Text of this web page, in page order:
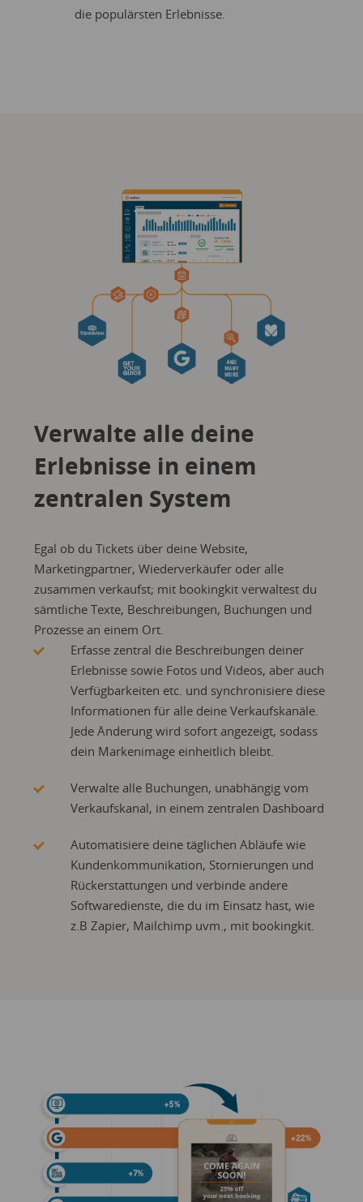
die populärsten Erlebnisse.
Verwalte alle deine
Erlebnisse in einem
zentralen System
Egal ob du Tickets über deine Website,
Marketingpartner, Wiederverkäufer oder alle
zusammen verkaufst; mit bookingkit verwaltest du
sämtliche Texte, Beschreibungen, Buchungen und
Prozesse an einem Ort.
Erfasse zentral die Beschreibungen deiner
Erlebnisse sowie Fotos und Videos, aber auch
Verfügbarkeiten etc. und synchronisiere diese
Informationen für alle deine Verkaufskanäle.
Jede Änderung wird sofort angezeigt, sodass
dein Markenimage einheitlich bleibt.
Verwalte alle Buchungen, unabhängig vom
Verkaufskanal, in einem zentralen Dashboard
Automatisiere deine täglichen Abläufe wie
Kundenkommunikation, Stornierungen und
Rückerstattungen und verbinde andere
Softwaredienste, die du im Einsatz hast, wie
z.B Zapier, Mailchimp uvm., mit bookingkit.